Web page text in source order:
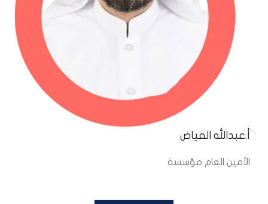
أ.عبدالله الفياض
الأمين العام مؤسسة